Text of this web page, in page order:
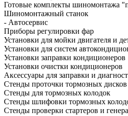
Готовые комплекты шиномонтажа
Шиномонтажный станок
- Автосервис
Приборы регулировки фар
Установки для мойки двигателя и
Установки для систем
Установки заправки кондиционеров
Установки очистки кондиционеров
Аксессуары для заправки и
Стенды проточки тормозных дисков
Стенды для тормозных колодок
Стенды шлифовки тормозных
Стенды проверки стартеров и